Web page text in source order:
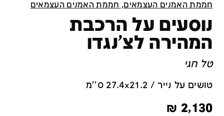
חממת האמנים העצמאים, חממת האמנים העצמאים
נוסעים על הרכבת
המהירה לצ'נגדו
טל חגי
טושים על נייר / 27.4x21.2 ס''מ
2,130
₪